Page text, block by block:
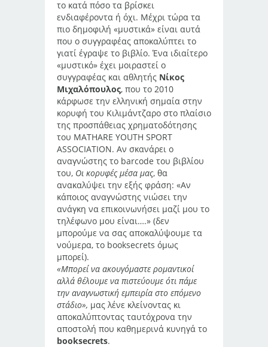
το κατά πόσο τα βρίσκει
ενδιαφέροντα ή όχι. Μέχρι τώρα τα
πιο δημοφιλή «μυστικά» είναι αυτά
που ο συγγραφέας αποκαλύπτει το
γιατί έγραψε το βιβλίο. Ένα ιδιαίτερο
«μυστικό» έχει μοιραστεί ο
συγγραφέας και αθλητής Νίκος
Μιχαλόπουλος, που το 2010
κάρφωσε την ελληνική σημαία στην
κορυφή του Κιλιμάντζαρο στο πλαίσιο
της προσπάθειας χρηματοδότησης
του MATHARE YOUTH SPORT
ASSOCIATION. Αν σκανάρει ο
αναγνώστης το barcode του βιβλίου
του, Οι κορυφές μέσα μας, θα
ανακαλύψει την εξής φράση: «Αν
κάποιος αναγνώστης νιώσει την
ανάγκη να επικοινωνήσει μαζί μου το
τηλέφωνο μου είναι….» (δεν
μπορούμε να σας αποκαλύψουμε τα
νούμερα, το booksecrets όμως
μπορεί).
«Μπορεί να ακουγόμαστε ρομαντικοί
αλλά θέλουμε να πιστεύουμε ότι πάμε
την αναγνωστική εμπειρία στο επόμενο
στάδιο», μας λένε κλείνοντας κι
αποκαλύπτοντας ταυτόχρονα την
αποστολή που καθημερινά κυνηγά το
booksecrets.